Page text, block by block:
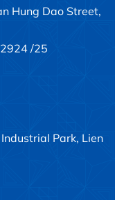
Hung Dao Street,
/25
Park, Lien